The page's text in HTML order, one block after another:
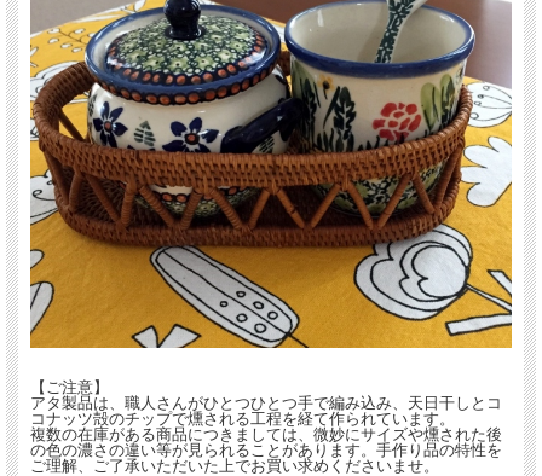
【ご注意】
アタ製品は、職人さんがひとつひとつ手で編み込み、天日干しとコ
コナッツ殻のチップで燻される工程を経て作られています。
複数の在庫がある商品につきましては、微妙にサイズや燻された後
の色の濃さの違い等が見られることがあります。手作り品の特性を
ご理解、ご了承いただいた上でお買い求めくださいませ。